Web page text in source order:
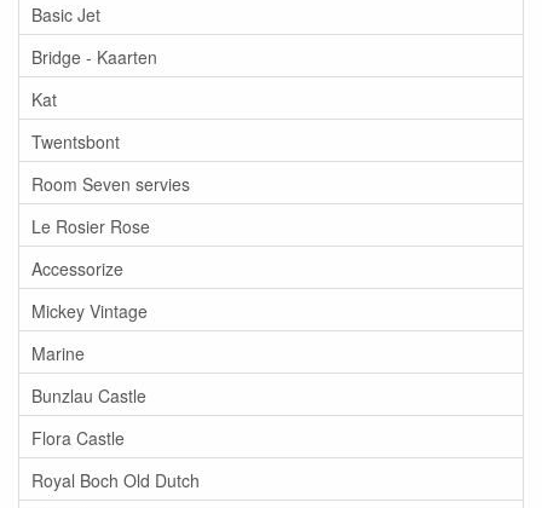
Basic Jet
Bridge - Kaarten
Kat
Twentsbont
Room Seven servies
Le Rosier Rose
Accessorize
Mickey Vintage
Marine
Bunzlau Castle
Flora Castle
Royal Boch Old Dutch